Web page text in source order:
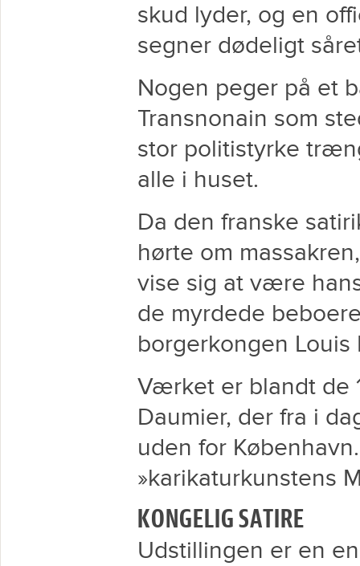
skud lyder, og en
segner dødeligt
Nogen peger på et
Transnonain som
stor politistyrke
alle i huset.
Da den franske
hørte om
vise sig at være
de myrdede
borgerkongen
Værket er blandt de
Daumier, der fra i
uden for
»karikaturkunstens
KONGELIG SATIRE
Udstillingen er en